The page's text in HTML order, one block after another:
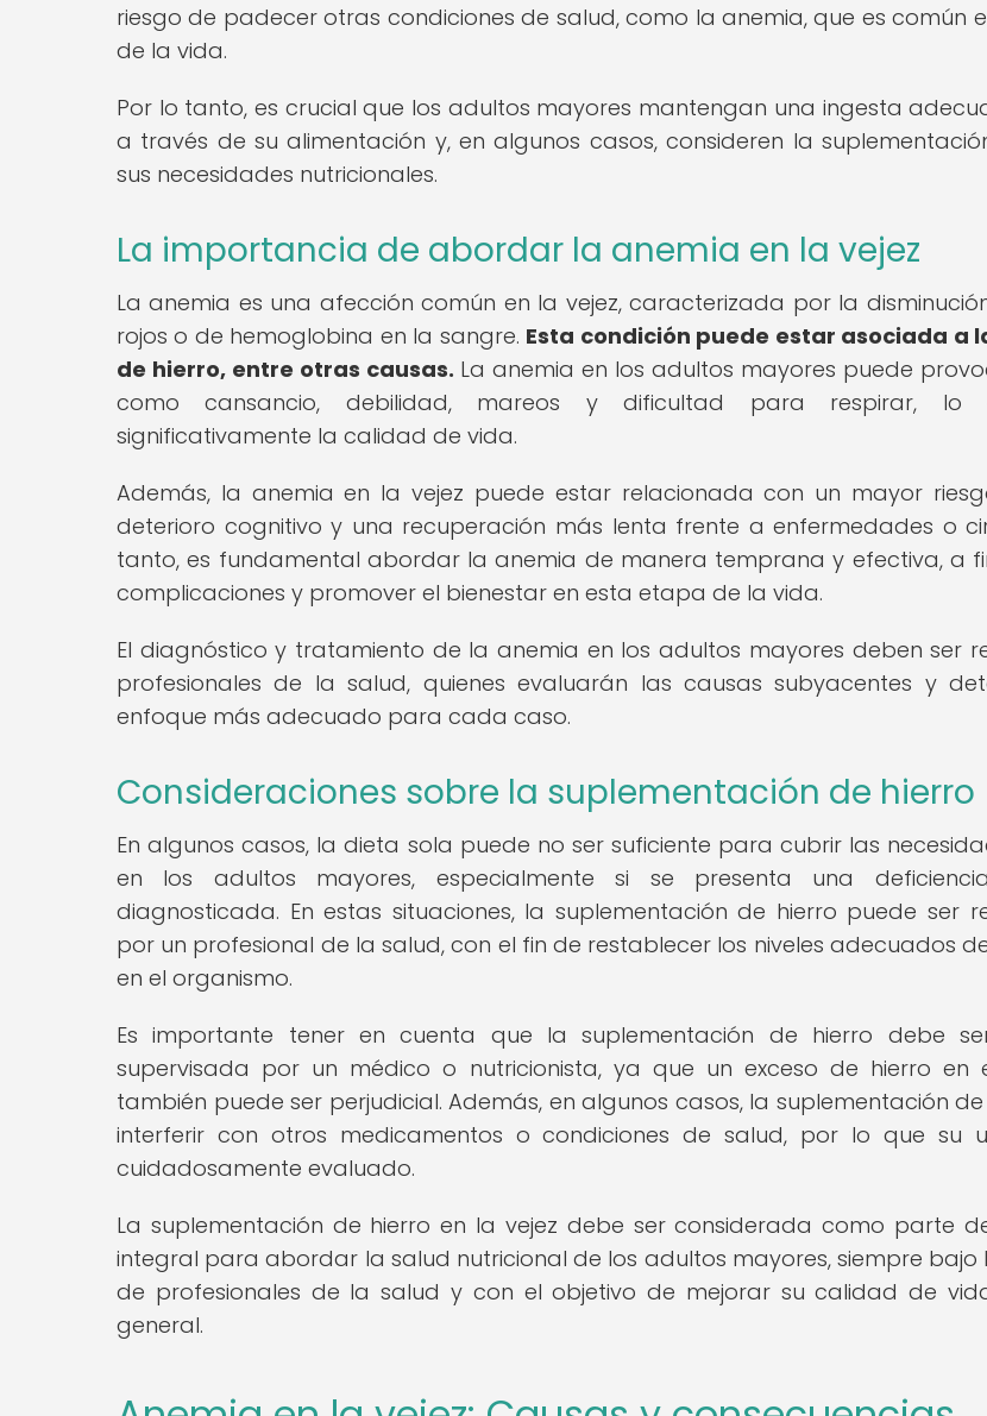
riesgo de padecer otras condiciones de salud, como la anemia, que es común
de la vida.
Por lo tanto, es crucial que los adultos mayores mantengan una ingesta
a través de su alimentación y, en algunos casos, consideren la
sus necesidades nutricionales.
La importancia de abordar la anemia en la vejez
La anemia es una afección común en la vejez, caracterizada por la
rojos o de hemoglobina en la sangre. Esta condición puede estar asociada a
de hierro, entre otras causas. La anemia en los adultos mayores puede
como cansancio, debilidad, mareos y dificultad para respirar, lo
significativamente la calidad de vida.
Además, la anemia en la vejez puede estar relacionada con un mayor
deterioro cognitivo y una recuperación más lenta frente a enfermedades o
tanto, es fundamental abordar la anemia de manera temprana y efectiva, a
complicaciones y promover el bienestar en esta etapa de la vida.
El diagnóstico y tratamiento de la anemia en los adultos mayores deben ser
profesionales de la salud, quienes evaluarán las causas subyacentes y
enfoque más adecuado para cada caso.
Consideraciones sobre la suplementación de hierro
En algunos casos, la dieta sola puede no ser suficiente para cubrir las
en los adultos mayores, especialmente si se presenta una
diagnosticada. En estas situaciones, la suplementación de hierro puede ser
por un profesional de la salud, con el fin de restablecer los niveles adecuados
en el organismo.
Es importante tener en cuenta que la suplementación de hierro debe
supervisada por un médico o nutricionista, ya que un exceso de hierro en
también puede ser perjudicial. Además, en algunos casos, la suplementación
interferir con otros medicamentos o condiciones de salud, por lo que su
cuidadosamente evaluado.
La suplementación de hierro en la vejez debe ser considerada como parte
integral para abordar la salud nutricional de los adultos mayores, siempre bajo
de profesionales de la salud y con el objetivo de mejorar su calidad de
general.